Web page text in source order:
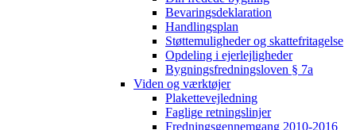
Bevaringsdeklaration
Handlingsplan
Støttemuligheder og skattefritagelse
Opdeling i ejerlejligheder
Bygningsfredningsloven § 7a
Viden og værktøjer
Plakettevejledning
Faglige retningslinjer
Fredningsgennemgang 2010-2016